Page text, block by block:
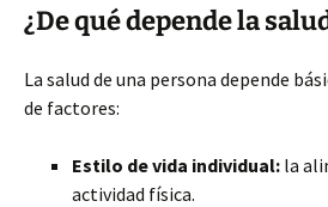
¿De qué depende la
La salud de una persona depende
de factores:
Estilo de vida individual: la
actividad física.